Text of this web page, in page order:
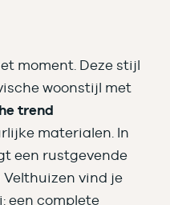
moment. Deze stijl
woonstijl met
trend
materialen. In
een rustgevende
Velthuizen vind je
een complete